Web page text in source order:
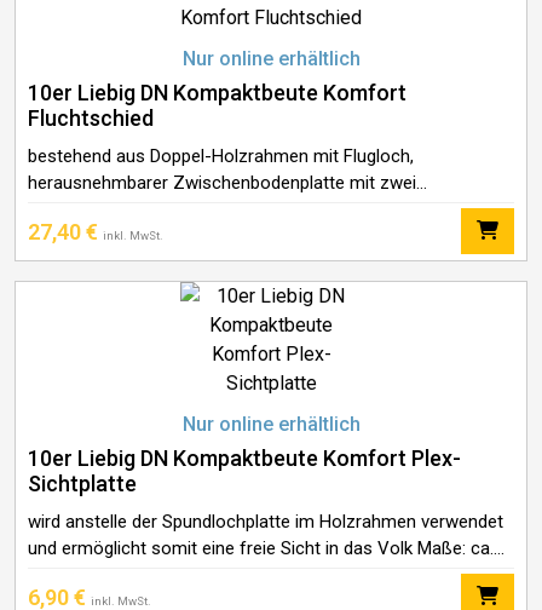
Nur online erhältlich
10er Liebig DN Kompaktbeute Komfort
Fluchtschied
bestehend aus Doppel-Holzrahmen mit Flugloch,
herausnehmbarer Zwischenbodenplatte mit zwei
Spundlöchern, Abdeckungen und runden Bienenfluchten.
Somit 2-fach nutzbar als Fluchtschied oder als
geschlossener Zwischenboden
27,40€ inkl. MwSt.
Nur online erhältlich
10er Liebig DN Kompaktbeute Komfort Plex-
Sichtplatte
wird anstelle der Spundlochplatte im Holzrahmen verwendet
und ermöglicht somit eine freie Sicht in das Volk Maße: ca.
6,90€ inkl. MwSt.